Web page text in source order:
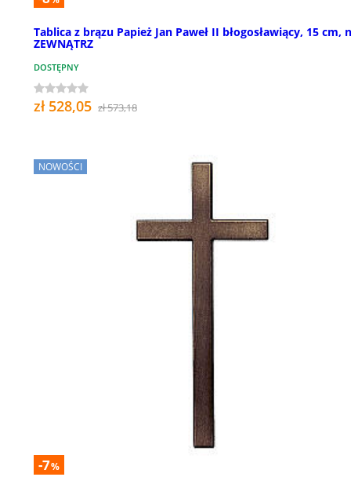
Tablica z brązu Papież Jan Paweł II błogosławiący, 15 cm,
ZEWNĄTRZ
DOSTĘPNY
zł 528,05 zł 573,18
NOWOŚCI
-7%